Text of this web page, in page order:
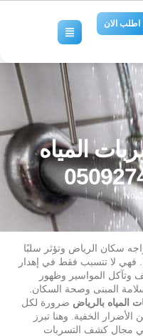
اطلب الان
المياه
No
سكان الرياض وتؤثر سلبًا
فهي لا تتسبب فقط في إهدار
وتآكل المواسير وظهور
المبنى وصحة السكان.
بالرياض ضرورة لكل
الخفية. وهنا تبرز
مجال كشف التسربات